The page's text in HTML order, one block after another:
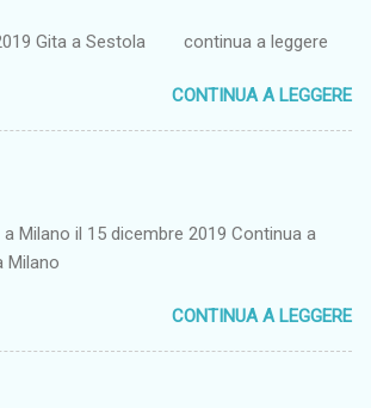
Gita a Sestola continua a leggere
CONTINUA A LEGGERE
Milano il 15 dicembre 2019 Continua a
Milano
CONTINUA A LEGGERE